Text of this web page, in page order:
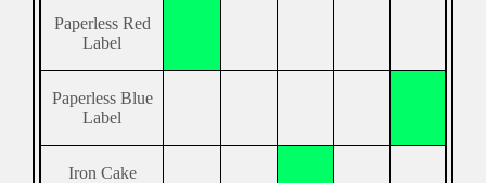
Paperless Red
Label
Paperless Blue
Label
Iron Cake